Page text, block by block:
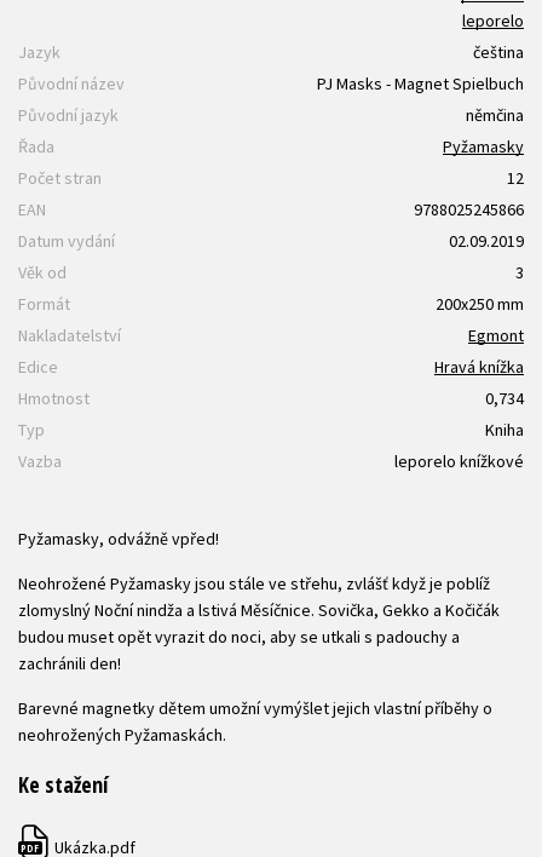
leporelo
Jazyk
čeština
Původní název
PJ Masks - Magnet Spielbuch
Původní jazyk
němčina
Řada
Pyžamasky
Počet stran
12
EAN
9788025245866
Datum vydání
02.09.2019
Věk od
3
Formát
200x250 mm
Nakladatelství
Egmont
Edice
Hravá knížka
Hmotnost
0,734
Typ
Kniha
Vazba
leporelo knížkové
Pyžamasky, odvážně vpřed!
Neohrožené Pyžamasky jsou stále ve střehu, zvlášť když je poblíž
zlomyslný Noční nindža a lstivá Měsíčnice. Sovička, Gekko a Kočičák
budou muset opět vyrazit do noci, aby se utkali s padouchy a
zachránili den!
Barevné magnetky dětem umožní vymýšlet jejich vlastní příběhy o
neohrožených Pyžamaskách.
Ke stažení
PDF Ukázka.pdf